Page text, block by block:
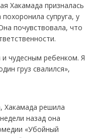
Хакамада призналась
супруга, у
почувствовала, что
чудесным ребенком. Я
груз свалился»,
решила
назад она
«Убойный